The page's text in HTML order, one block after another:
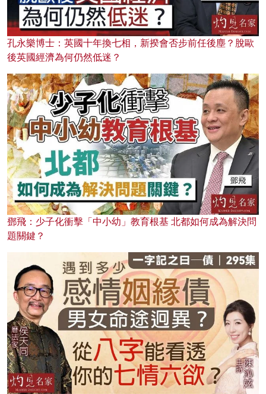
孔永樂博士：英國十年換七相，新揆會否步前任後塵？脫歐
後英國經濟為何仍然低迷？
鄧飛：少子化衝擊「中小幼」教育根基 北都如何成為解決問
題關鍵？